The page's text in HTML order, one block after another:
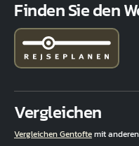
Finden Sie den
Vergleichen
Vergleichen Gentoftemit